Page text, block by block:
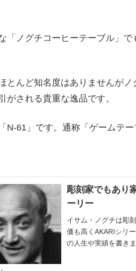
「ノグチコーヒーテーブル」
とんど知名度はありませんが
がされる貴重な逸品です。
N-61」です。通称「ゲームテ
彫刻家でもあり
ーリー
イサム・ノグチは彫
価も高くAKARIシリ
の人生や実績を書きま